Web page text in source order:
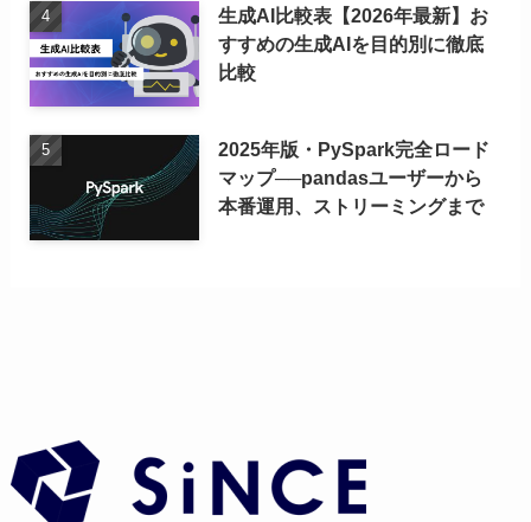
生成AI比較表【2026年最新】お
すすめの生成AIを目的別に徹底
比較
2025年版・PySpark完全ロード
マップ──pandasユーザーから
本番運用、ストリーミングまで